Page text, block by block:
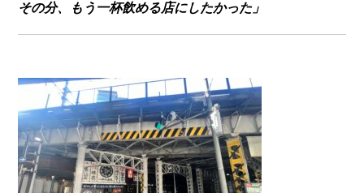
その分、もう一杯飲める店にしたかった」